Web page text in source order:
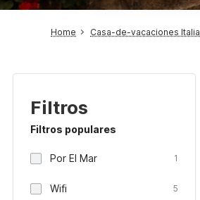
Home Casa-de-vacaciones Italia
Filtros
Filtros populares
Por El Mar 1
Wifi 5